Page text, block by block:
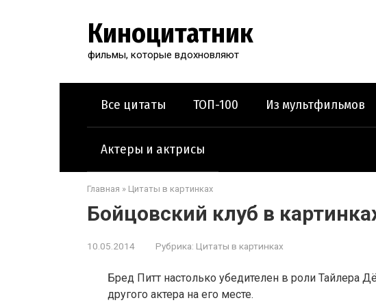
Киноцитатник
фильмы, которые вдохновляют
Все цитаты ТОП-100 Из мультфильмов
Актеры и актрисы
Главная » Цитаты в картинках
Бойцовский клуб в
10.05.2014 Рубрика: Цитаты в картинках
Бред Питт настолько убедителен в роли Тайлера
другого актера на его месте.